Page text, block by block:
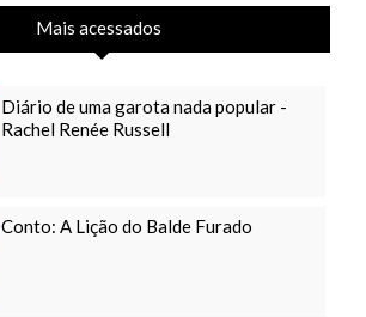
Mais acessados
Diário de uma garota nada popular -
Rachel Renée Russell
Conto: A Lição do Balde Furado